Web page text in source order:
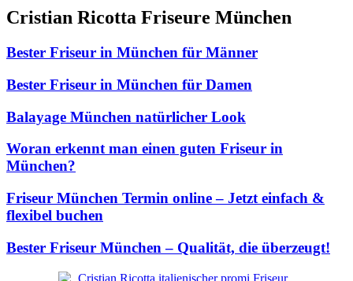
Cristian Ricotta Friseure München
Bester Friseur in München für Männer
Bester Friseur in München für Damen
Balayage München natürlicher Look
Woran erkennt man einen guten Friseur in
München?
Friseur München Termin online – Jetzt einfach &
flexibel buchen
Bester Friseur München – Qualität, die überzeugt!